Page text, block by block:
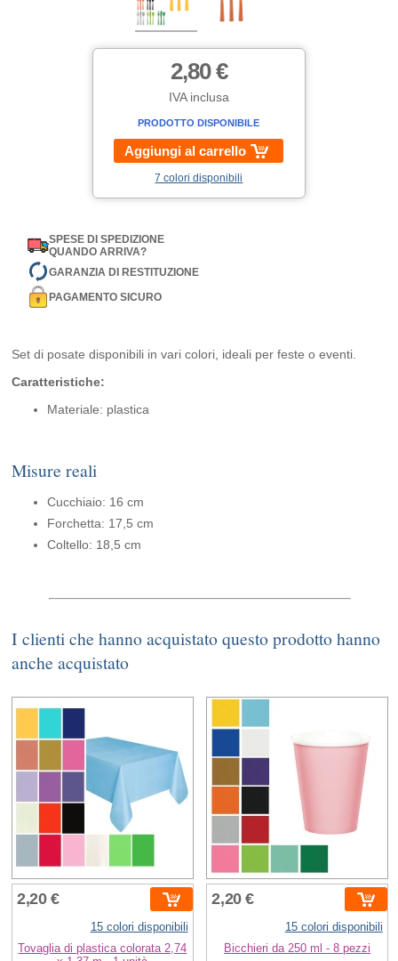
2,80 €
IVA inclusa
PRODOTTO DISPONIBILE
Aggiungi al carrello
7 colori disponibili
SPESE DI SPEDIZIONE
QUANDO ARRIVA?
GARANZIA DI RESTITUZIONE
PAGAMENTO SICURO
Set di posate disponibili in vari colori, ideali per feste o eventi.
Caratteristiche:
Materiale: plastica
Misure reali
Cucchiaio: 16 cm
Forchetta: 17,5 cm
Coltello: 18,5 cm
I clienti che hanno acquistato questo prodotto hanno
anche acquistato
2,20 €
15 colori disponibili
Tovaglia di plastica colorata 2,74
2,20 €
15 colori disponibili
Bicchieri da 250 ml - 8 pezzi